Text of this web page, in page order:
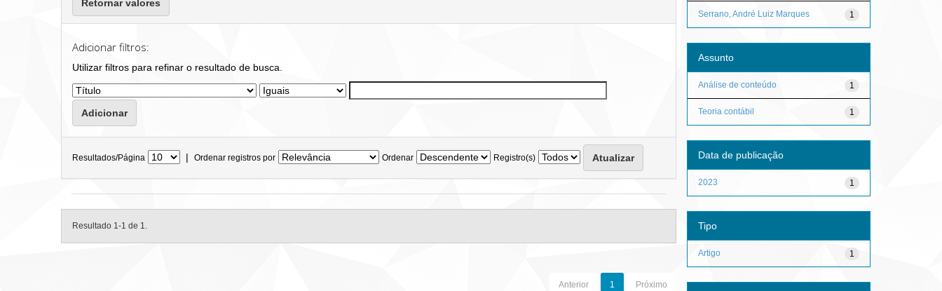
Retornar valores
Adicionar filtros:
Utilizar filtros para refinar o resultado de busca.
Resultados/Página | Ordenar registros por Ordenar Registro(s)
Resultado 1-1 de 1.
Anterior 1 Próximo
1
Serrano, André Luiz Marques
Assunto
1
Análise de conteúdo
1
Teoria contábil
Data de publicação
1
2023
Tipo
1
Artigo